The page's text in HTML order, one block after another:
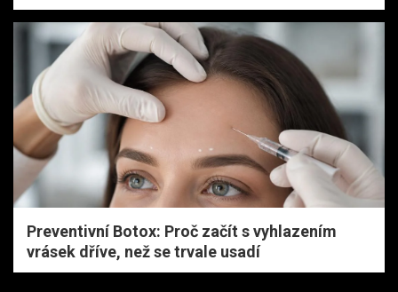
Preventivní Botox: Proč začít s vyhlazením
vrásek dříve, než se trvale usadí